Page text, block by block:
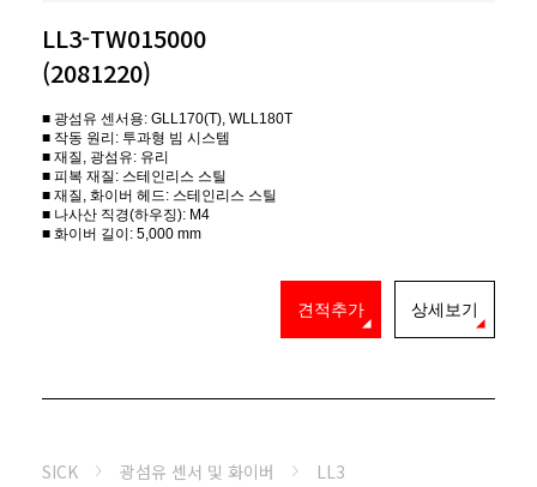
LL3-TW015000
(2081220)
■ 광섬유 센서용: GLL170(T), WLL180T
■ 작동 원리: 투과형 빔 시스템
■ 재질, 광섬유: 유리
■ 피복 재질: 스테인리스 스틸
■ 재질, 화이버 헤드: 스테인리스 스틸
■ 나사산 직경(하우징): M4
■ 화이버 길이: 5,000 mm
견적추가 상세보기
SICK 광섬유 센서 및 화이버 LL3